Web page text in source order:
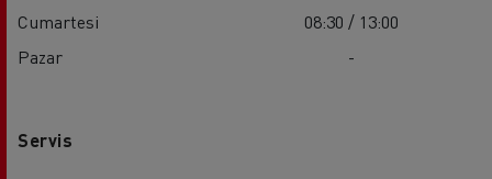
Cumartesi
08:30 / 13:00
Pazar
-
Servis